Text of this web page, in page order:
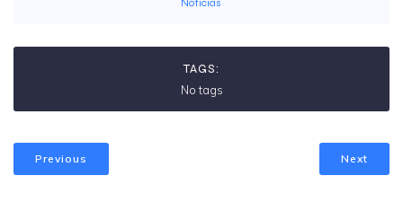
Notícias
TAGS:
No tags
Previous Next